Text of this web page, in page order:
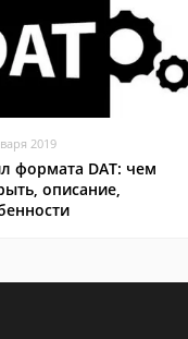
2019
формата DAT: чем
описание,